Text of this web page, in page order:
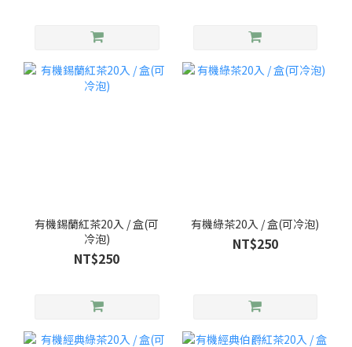
有機錫蘭紅茶20入 / 盒(可
冷泡)
NT$250
有機綠茶20入 / 盒(可冷泡)
NT$250